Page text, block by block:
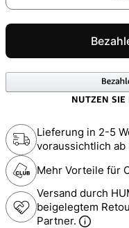
Lieferung in 2-5
voraussichtlich ab
Mehr Vorteile für
Versand durch
beigelegtem
Partner.